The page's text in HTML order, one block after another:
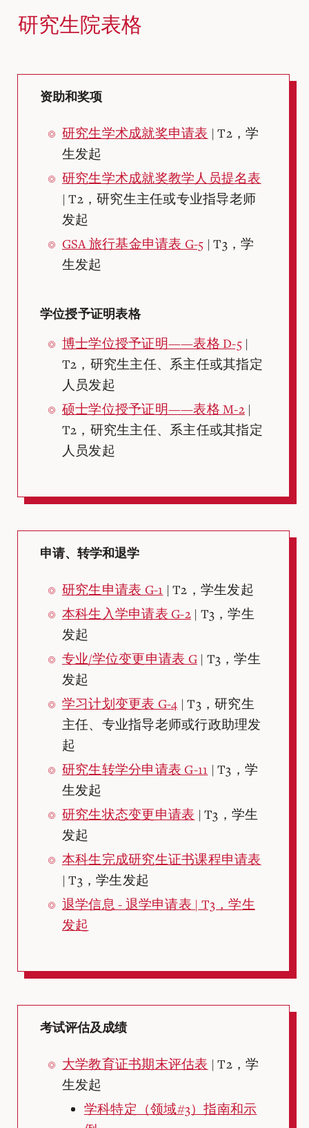
研究生院表格
资助和奖项
研究生学术成就奖申请表 | T2，学
生发起
研究生学术成就奖教学人员提名表
| T2，研究生主任或专业指导老师
发起
GSA 旅行基金申请表 G-5 | T3，学
生发起
学位授予证明表格
博士学位授予证明——表格 D-5|
T2，研究生主任、系主任或其指定
人员发起
硕士学位授予证明——表格 M-2|
T2，研究生主任、系主任或其指定
人员发起
申请、转学和退学
研究生申请表 G-1 | T2，学生发起
本科生入学申请表 G-2| T3，学生
发起
专业/学位变更申请表 G| T3，学生
发起
学习计划变更表 G-4 | T3，研究生
主任、专业指导老师或行政助理发
起
研究生转学分申请表 G-11 | T3，学
生发起
研究生状态变更申请表 | T3，学生
发起
本科生完成研究生证书课程申请表
| T3，学生发起
退学信息 - 退学申请表 | T3，学生
发起
考试评估及成绩
大学教育证书期末评估表 | T2，学
生发起
学科特定（领域#3）指南和示